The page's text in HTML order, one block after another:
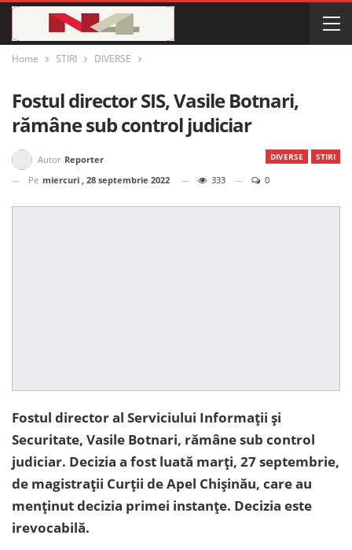
Home STIRI DIVERSE
Fostul director SIS, Vasile Botnari,
rămâne sub control judiciar
DIVERSE STIRI
Autor Reporter
Pe miercuri , 28 septembrie 2022 333 0
Fostul director al Serviciului Informații și
Securitate, Vasile Botnari, rămâne sub control
judiciar. Decizia a fost luată marți, 27 septembrie,
de magistrații Curții de Apel Chișinău, care au
menținut decizia primei instanțe. Decizia este
irevocabilă.